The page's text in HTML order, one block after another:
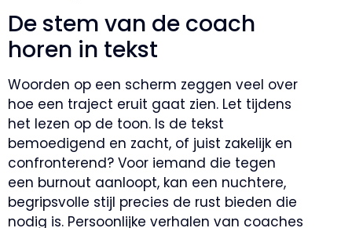
De stem van de coach
horen in tekst
Woorden op een scherm zeggen veel over
hoe een traject eruit gaat zien. Let tijdens
het lezen op de toon. Is de tekst
bemoedigend en zacht, of juist zakelijk en
confronterend? Voor iemand die tegen
een burnout aanloopt, kan een nuchtere,
begripsvolle stijl precies de rust bieden die
nodig is. Persoonlijke verhalen van coaches